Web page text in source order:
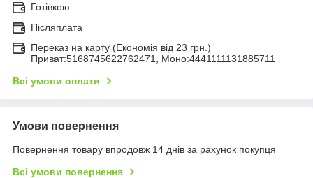
Готівкою
Післяплата
Переказ на карту (Економія від 23 грн.)
Приват:5168745622762471, Моно:4441111131885711
Всі умови оплати
Умови повернення
Повернення товару впродовж 14 днів за рахунок покупця
Всі умови повернення